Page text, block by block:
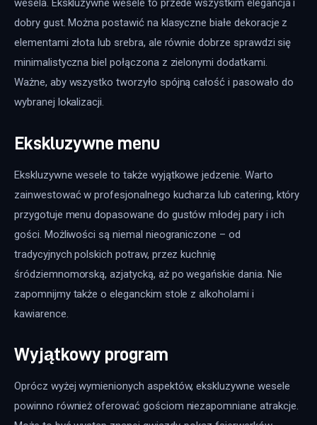
wesela. Ekskluzywne wesele to przede wszystkim elegancja i
dobry gust. Można postawić na klasyczne białe dekoracje z
elementami złota lub srebra, ale równie dobrze sprawdzi się
minimalistyczna biel połączona z zielonymi dodatkami.
Ważne, aby wszystko tworzyło spójną całość i pasowało do
wybranej lokalizacji.
Ekskluzywne menu
Ekskluzywne wesele to także wyjątkowe jedzenie. Warto
zainwestować w profesjonalnego kucharza lub catering, który
przygotuje menu dopasowane do gustów młodej pary i ich
gości. Możliwości są niemal nieograniczone – od
tradycyjnych polskich potraw, przez kuchnię
śródziemnomorską, azjatycką, aż po wegańskie dania. Nie
zapomnijmy także o eleganckim stole z alkoholami i
kawiarence.
Wyjątkowy program
Oprócz wyżej wymienionych aspektów, ekskluzywne wesele
powinno również oferować gościom niezapomniane atrakcje.